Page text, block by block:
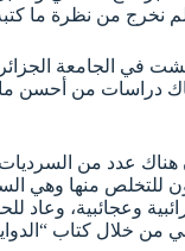
لم نخرج من نظرة
الجامعة الجزائرية
دراسات من أحسن
أن هناك عدد من
منها وهي
غرائبية وعجائبية،
من خلال كتاب